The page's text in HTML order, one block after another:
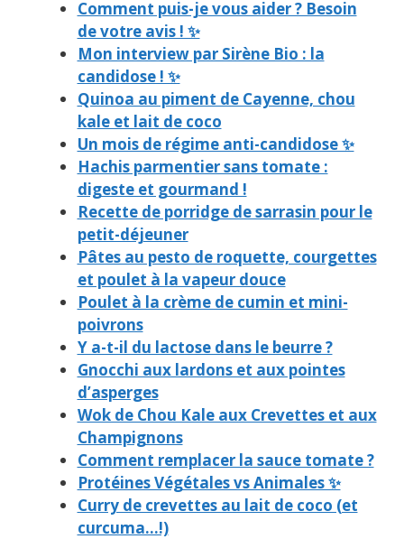
Comment puis-je vous aider ? Besoin
de votre avis ! ✨
Mon interview par Sirène Bio : la
candidose ! ✨
Quinoa au piment de Cayenne, chou
kale et lait de coco
Un mois de régime anti-candidose ✨
Hachis parmentier sans tomate :
digeste et gourmand !
Recette de porridge de sarrasin pour le
petit-déjeuner
Pâtes au pesto de roquette, courgettes
et poulet à la vapeur douce
Poulet à la crème de cumin et mini-
poivrons
Y a-t-il du lactose dans le beurre ?
Gnocchi aux lardons et aux pointes
d’asperges
Wok de Chou Kale aux Crevettes et aux
Champignons
Comment remplacer la sauce tomate ?
Protéines Végétales vs Animales ✨
Curry de crevettes au lait de coco (et
curcuma…!)